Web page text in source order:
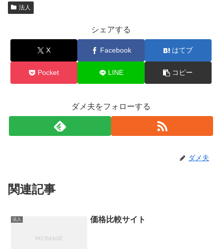
法人
シェアする
X Facebook はてブ
Pocket LINE コピー
ダメ夫をフォローする
ダメ夫
関連記事
法人 価格比較サイト